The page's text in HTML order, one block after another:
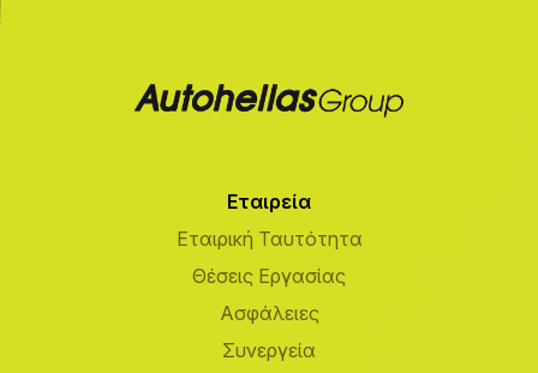
Εταιρεία
Εταιρική Ταυτότητα
Θέσεις Εργασίας
Ασφάλειες
Συνεργεία